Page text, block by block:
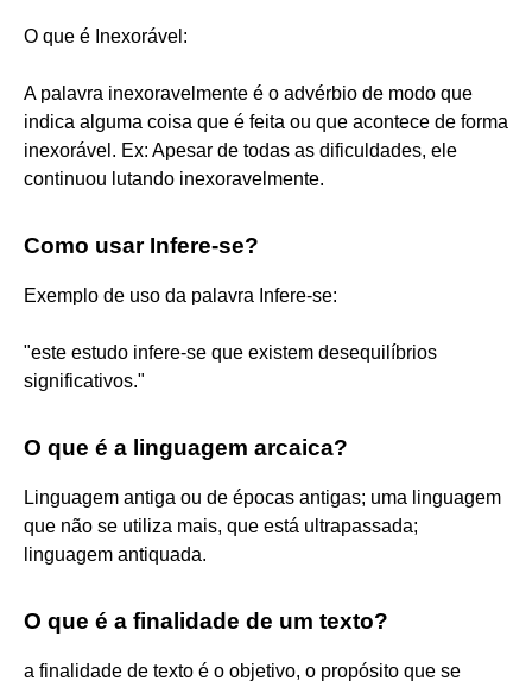
O que é Inexorável:
A palavra inexoravelmente é o advérbio de modo que
indica alguma coisa que é feita ou que acontece de forma
inexorável. Ex: Apesar de todas as dificuldades, ele
continuou lutando inexoravelmente.
Como usar Infere-se?
Exemplo de uso da palavra Infere-se:
"este estudo infere-se que existem desequilíbrios
significativos."
O que é a linguagem arcaica?
Linguagem antiga ou de épocas antigas; uma linguagem
que não se utiliza mais, que está ultrapassada;
linguagem antiquada.
O que é a finalidade de um texto?
a finalidade de texto é o objetivo, o propósito que se